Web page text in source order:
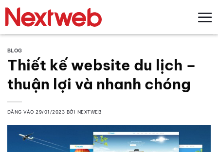
qua
nội
dung
BLOG
Thiết kế website du lịch –
thuận lợi và nhanh chóng
ĐĂNG VÀO29/01/2023 BỞI NEXTWEB